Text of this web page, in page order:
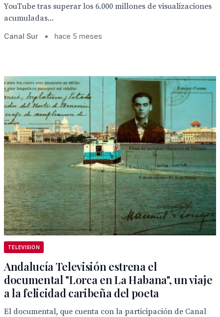
YouTube tras superar los 6.000 millones de visualizaciones
acumuladas...
Canal Sur • hace 5 meses
TELEVISION
Andalucía Televisión estrena el
documental "Lorca en La Habana", un viaje
a la felicidad caribeña del poeta
El documental, que cuenta con la participación de Canal